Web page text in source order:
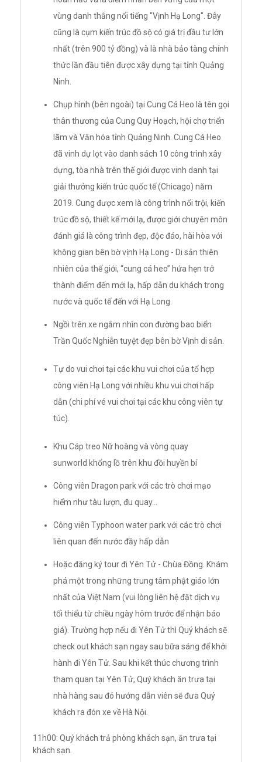
vùng danh thắng nổi tiếng "Vịnh Hạ Long". Đây
cũng là cụm kiến trúc đồ sộ có giá trị đầu tư lớn
nhất (trên 900 tỷ đồng) và là nhà bảo tàng chính
thức lần đầu tiên được xây dựng tại tỉnh Quảng
Ninh.
Chụp hình (bên ngoài) tại Cung Cá Heo là tên gọi
thân thương của Cung Quy Hoạch, hội chợ triển
lãm và Văn hóa tỉnh Quảng Ninh. Cung Cá Heo
đã vinh dự lọt vào danh sách 10 công trình xây
dựng, tòa nhà trên thế giới được vinh danh tại
giải thưởng kiến trúc quốc tế (Chicago) năm
2019. Cung được xem là công trình nổi trội, kiến
trúc đồ sộ, thiết kế mới lạ, được giới chuyên môn
đánh giá là công trình đẹp, độc đáo, hài hòa với
không gian bên bờ vịnh Hạ Long - Di sản thiên
nhiên của thế giới, “cung cá heo” hứa hẹn trở
thành điểm đến mới lạ, hấp dẫn du khách trong
nước và quốc tế đến với Hạ Long.
Ngồi trên xe ngắm nhìn con đường bao biển
Trần Quốc Nghiễn tuyệt đẹp bên bờ Vịnh di sản.
Tự do vui chơi tại các khu vui chơi của tổ hợp
công viên Hạ Long với nhiều khu vui chơi hấp
dẫn (chi phí vé vui chơi tại các khu công viên tự
túc).
Khu Cáp treo Nữ hoàng và vòng quay
sunworld khổng lồ trên khu đồi huyền bí
Công viên Dragon park với các trò chơi mạo
hiểm như tàu lượn, đu quay...
Công viên Typhoon water park với các trò chơi
liên quan đến nước đầy hấp dẫn
Hoặc đăng ký tour đi Yên Tử - Chùa Đồng. Khám
phá một trong những trung tâm phật giáo lớn
nhất của Việt Nam (vui lòng liên hệ đặt dịch vụ
tối thiểu từ chiều ngày hôm trước để nhận báo
giá). Trường hợp nếu đi Yên Tử thì Quý khách sẽ
check out khách sạn ngay sau bữa sáng để khởi
hành đi Yên Tử. Sau khi kết thúc chương trình
tham quan tại Yên Tử, Quý khách ăn trưa tại
nhà hàng sau đó hướng dẫn viên sẽ đưa Quý
khách ra đón xe về Hà Nội.
11h00: Quý khách trả phòng khách sạn, ăn trưa tại
khách sạn.